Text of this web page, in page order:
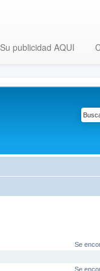
publicidad AQUI
Se
Se